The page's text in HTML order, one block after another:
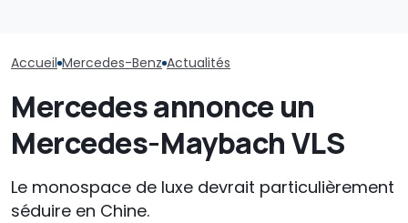
Accueil Mercedes-Benz Actualités
Mercedes annonce un
Mercedes-Maybach VLS
Le monospace de luxe devrait particulièrement
séduire en Chine.